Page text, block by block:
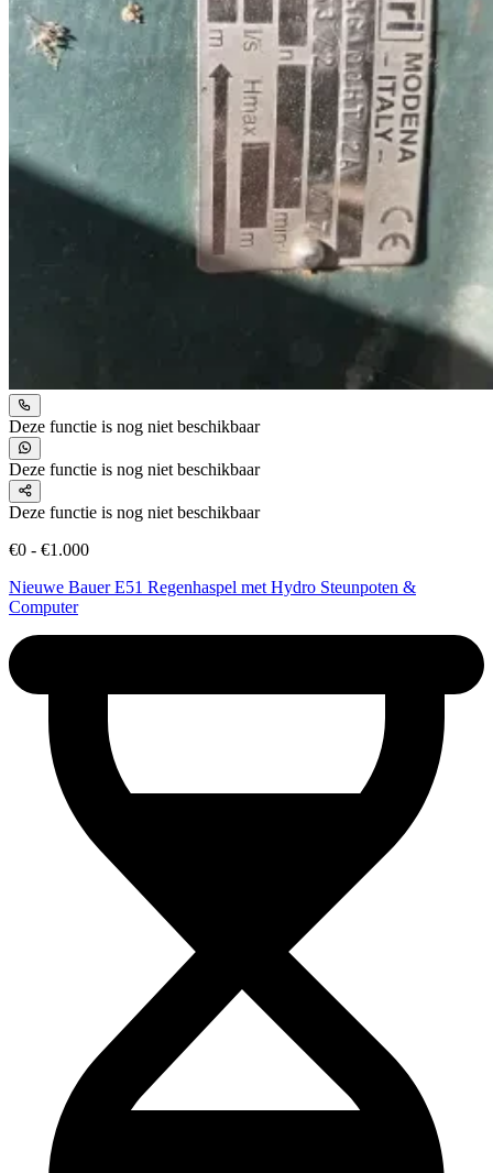
Deze functie is nog niet beschikbaar
Deze functie is nog niet beschikbaar
Deze functie is nog niet beschikbaar
€0 - €1.000
Nieuwe Bauer E51 Regenhaspel met Hydro Steunpoten &
Computer